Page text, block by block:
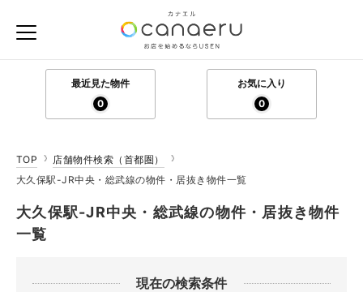
最近見た物件
0
お気に入り
0
TOP
店舗物件検索（首都圏）
大久保駅-JR中央・総武線の物件・居抜き物件一覧
大久保駅-JR中央・総武線の物件・居抜き物件
一覧
現在の検索条件